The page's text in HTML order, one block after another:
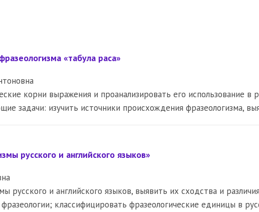
«табула раса»
корни выражения и проанализировать его использование в
задачи: изучить источники происхождения фразеологизма,
русского и английского языков»
русского и английского языков, выявить их сходства и
классифицировать фразеологические единицы в